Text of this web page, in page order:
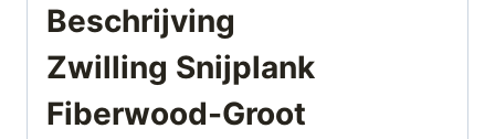
Beschrijving
Zwilling Snijplank
Fiberwood-Groot